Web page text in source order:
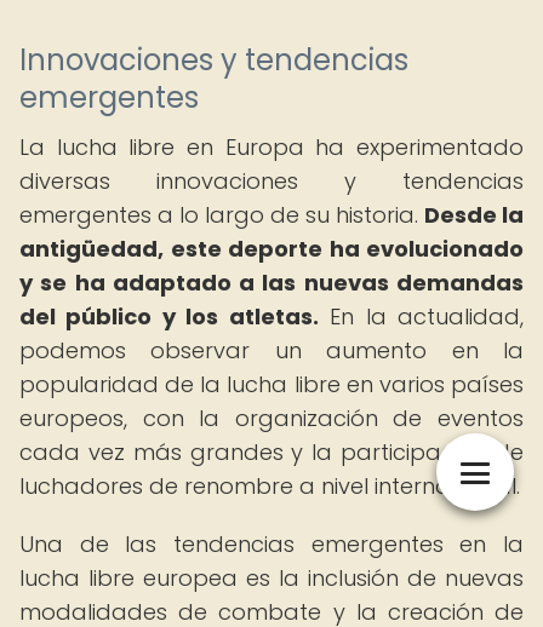
Innovaciones y tendencias
emergentes
La lucha libre en Europa ha experimentado
diversas innovaciones y tendencias
emergentes a lo largo de su historia. Desde la
antigüedad, este deporte ha evolucionado
y se ha adaptado a las nuevas demandas
del público y los atletas. En la actualidad,
podemos observar un aumento en la
popularidad de la lucha libre en varios países
europeos, con la organización de eventos
cada vez más grandes y la participación de
luchadores de renombre a nivel internacional.
Una de las tendencias emergentes en la
lucha libre europea es la inclusión de nuevas
modalidades de combate y la creación de